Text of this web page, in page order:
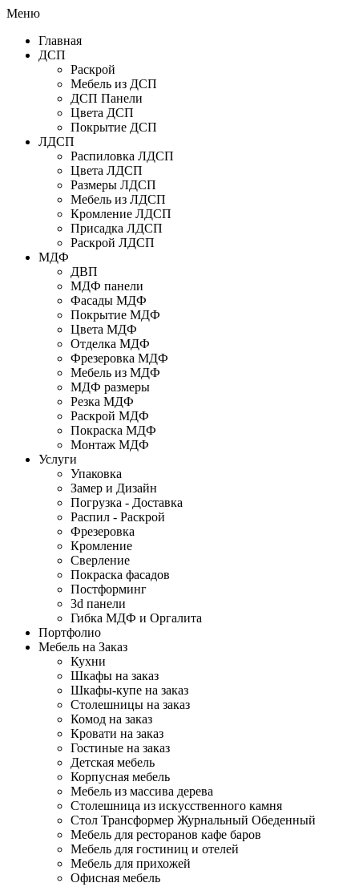
Меню
Главная
ДСП
Раскрой
Мебель из ДСП
ДСП Панели
Цвета ДСП
Покрытие ДСП
ЛДСП
Распиловка ЛДСП
Цвета ЛДСП
Размеры ЛДСП
Мебель из ЛДСП
Кромление ЛДСП
Присадка ЛДСП
Раскрой ЛДСП
МДФ
ДВП
МДФ панели
Фасады МДФ
Покрытие МДФ
Цвета МДФ
Отделка МДФ
Фрезеровка МДФ
Мебель из МДФ
МДФ размеры
Резка МДФ
Раскрой МДФ
Покраска МДФ
Монтаж МДФ
Услуги
Упаковка
Замер и Дизайн
Погрузка - Доставка
Распил - Раскрой
Фрезеровка
Кромление
Сверление
Покраска фасадов
Постформинг
3d панели
Гибка МДФ и Оргалита
Портфолио
Мебель на Заказ
Кухни
Шкафы на заказ
Шкафы-купе на заказ
Столешницы на заказ
Комод на заказ
Кровати на заказ
Гостиные на заказ
Детская мебель
Корпусная мебель
Мебель из массива дерева
Столешница из искусственного камня
Стол Трансформер Журнальный Обеденный
Мебель для ресторанов кафе баров
Мебель для гостиниц и отелей
Мебель для прихожей
Офисная мебель